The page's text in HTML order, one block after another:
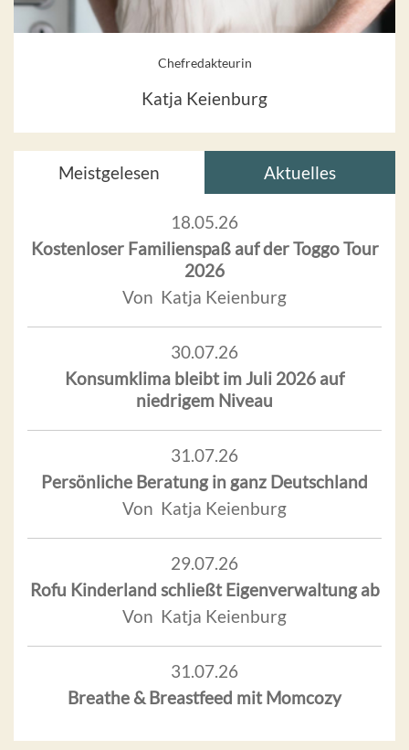
Chefredakteurin
Katja Keienburg
Meistgelesen Aktuelles
18.05.26
Kostenloser Familienspaß auf der Toggo Tour
2026
Von Katja Keienburg
30.07.26
Konsumklima bleibt im Juli 2026 auf
niedrigem Niveau
31.07.26
Persönliche Beratung in ganz Deutschland
Von Katja Keienburg
29.07.26
Rofu Kinderland schließt Eigenverwaltung ab
Von Katja Keienburg
31.07.26
Breathe & Breastfeed mit Momcozy